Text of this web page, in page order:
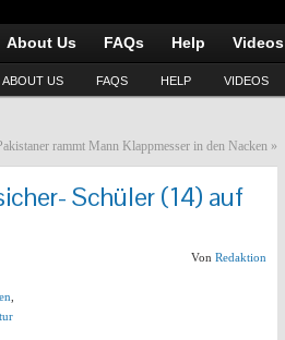
About Us FAQs Help Videos
ABOUT US FAQS HELP VIDEOS
rammt Mann Klappmesser in den Nacken »
Schüler (14) auf
Von Redaktion